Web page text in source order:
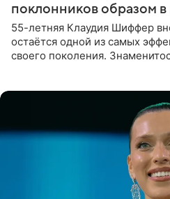
поклонников образом
55-летняя Клаудия Шиффер
остаётся одной из самых
своего поколения.